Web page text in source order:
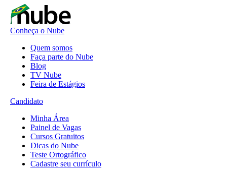
Conheça o Nube
Quem somos
Faça parte do Nube
Blog
TV Nube
Feira de Estágios
Candidato
Minha Área
Painel de Vagas
Cursos Gratuitos
Dicas do Nube
Teste Ortográfico
Cadastre seu currículo